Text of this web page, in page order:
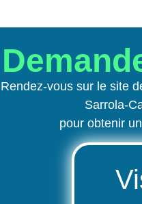
Rendez-vous sur le site
Sarrola-
pour obtenir